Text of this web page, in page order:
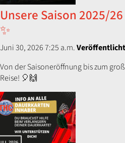
Unsere Saison 2025/
✨
Juni 30, 2026 7:25 a.m.
Von der Saisoneröffnung bis zum
Reise! 🎈🙌